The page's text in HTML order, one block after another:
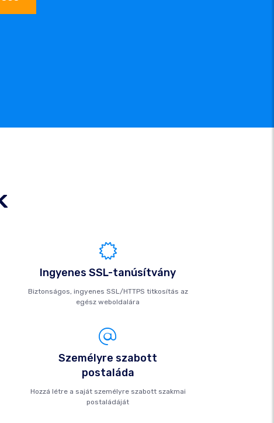
Ingyenes SSL-tanúsítvány
Biztonságos, ingyenes SSL/HTTPS titkosítás az
egész weboldalára
Személyre szabott
postaláda
Hozzá létre a saját személyre szabott szakmai
postaládáját